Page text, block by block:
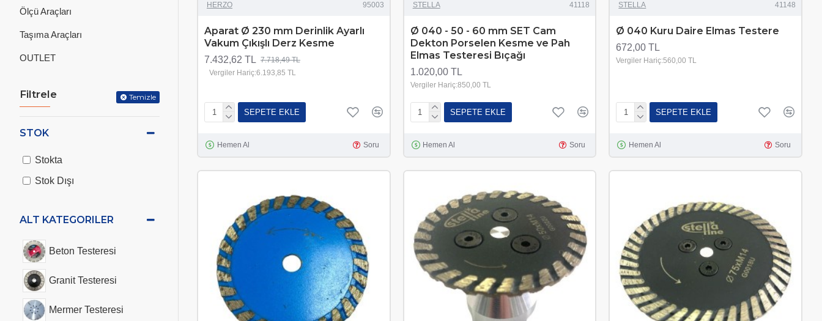
Ölçü Araçları
Taşıma Araçları
OUTLET
Filtrele Temizle
ALT KATEGORILER
Beton Testeresi
Granit Testeresi
Mermer Testeresi
STOK
Stokta
Stok Dışı
HERZO 95003
Aparat Ø 230 mm Derinlik Ayarlı
Vakum Çıkışlı Derz Kesme
7.432,62 TL 7.718,49 TL
Vergiler Hariç:6.193,85 TL
SEPETE EKLE
Hemen Al Soru
STELLA 41118
Ø 040 - 50 - 60 mm SET Cam
Dekton Porselen Kesme ve Pah
Elmas Testeresi Bıçağı
1.020,00 TL
Vergiler Hariç:850,00 TL
SEPETE EKLE
Hemen Al Soru
STELLA 41148
Ø 040 Kuru Daire Elmas Testere
672,00 TL
Vergiler Hariç:560,00 TL
SEPETE EKLE
Hemen Al Soru